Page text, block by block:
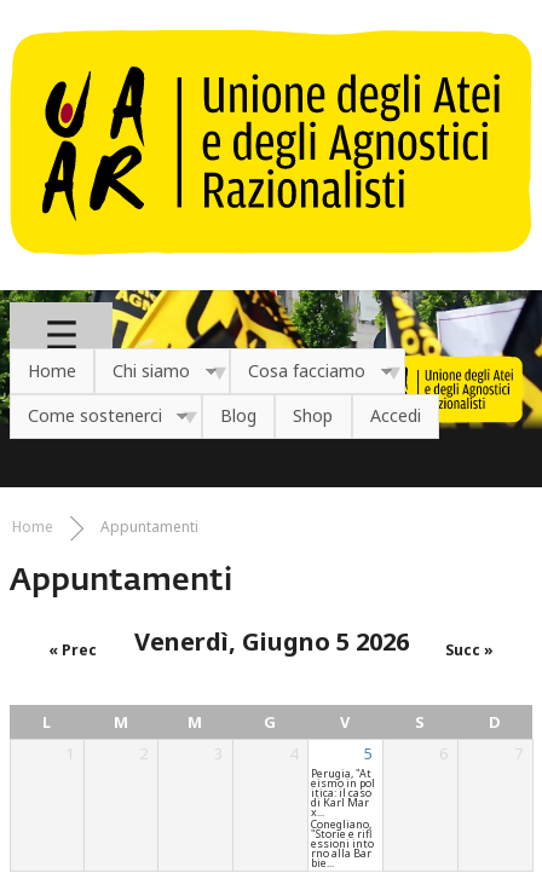
Home Chi siamo
Cosa facciamo
Come sostenerci
Blog Shop Accedi
Tu sei qui
Home Appuntamenti
Appuntamenti
Venerdì, Giugno 5 2026
« Prec Succ »
L M M G V S
D
1
2 3 4 5 6 7
Perugia, "At
eismo in pol
itica: il caso
di Karl Mar
x...
Conegliano,
"Storie e rifl
essioni into
rno alla Bar
bie...